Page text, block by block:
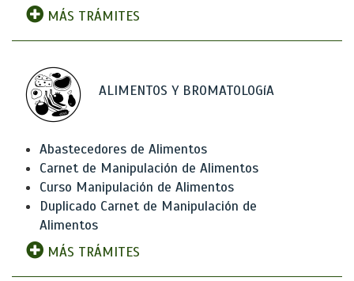
MÁS TRÁMITES
ALIMENTOS Y BROMATOLOGíA
Abastecedores de Alimentos
Carnet de Manipulación de Alimentos
Curso Manipulación de Alimentos
Duplicado Carnet de Manipulación de
Alimentos
MÁS TRÁMITES